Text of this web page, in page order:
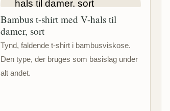
Bambus t-shirt med V-hals til
damer, sort
Tynd, faldende t-shirt i bambusviskose.
Den type, der bruges som basislag under
alt andet.